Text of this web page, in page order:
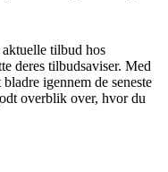
aktuelle tilbud hos
deres tilbudsaviser. Med
igennem de seneste
overblik over, hvor du